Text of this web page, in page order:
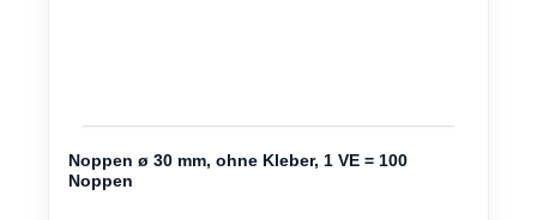
Noppen ø 30 mm, ohne Kleber, 1 VE = 100
Noppen